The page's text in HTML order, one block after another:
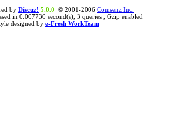
by Discuz! 5.0.0 © 2001-2006 Comsenz Inc.
in 0.007730 second(s), 3 queries , Gzip enabled
designed by e-Fresh WorkTeam